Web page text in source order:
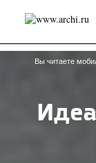
Россия Мир
Проекты
send.project
Журнал
Вы читаете